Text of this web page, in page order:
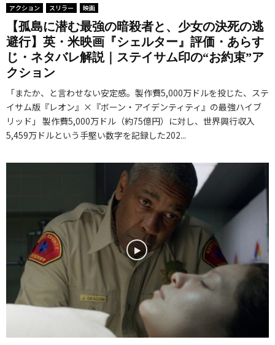
アクション スリラー 映画
【孤島に潜む最強の暗殺者と、少女の決死の逃
避行】英・米映画『シェルター』評価・あらす
じ・ネタバレ解説｜ステイサム印の“お約束”ア
クション
「またか、と言わせない安定感。製作費5,000万ドルを投じた、ステ
イサム版『レオン』×『ボーン・アイデンティティ』の最強ハイブ
リッド」 製作費5,000万ドル（約75億円）に対し、世界興行収入
5,459万ドルという手堅い数字を記録した202...